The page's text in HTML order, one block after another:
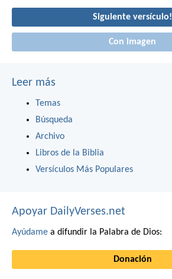
Siguiente versículo!
Con imagen
Leer más
Temas
Búsqueda
Archivo
Libros de la Biblia
Versículos Más Populares
Apoyar DailyVerses.net
Ayúdame a difundir la Palabra de Dios:
Donación